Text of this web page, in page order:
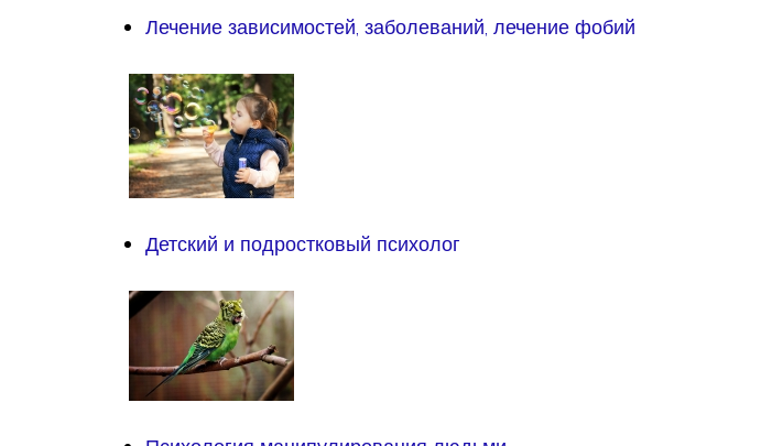
Лечение зависимостей, заболеваний, лечение фобий
Детский и подростковый психолог